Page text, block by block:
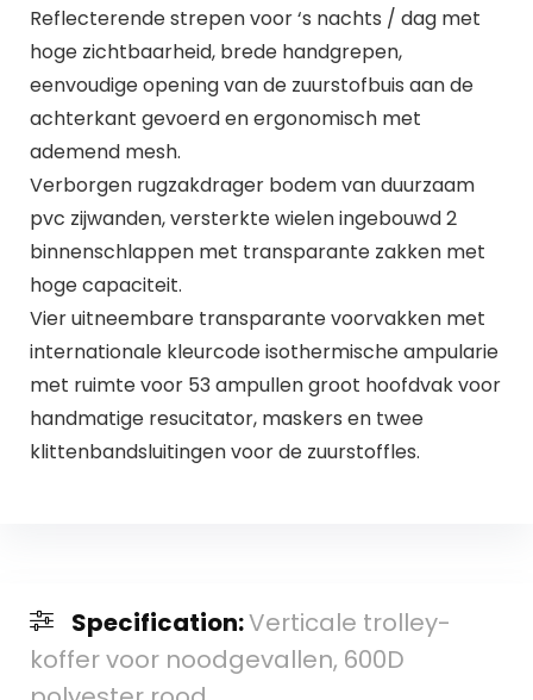
Reflecterende strepen voor ‘s nachts / dag met
hoge zichtbaarheid, brede handgrepen,
eenvoudige opening van de zuurstofbuis aan de
achterkant gevoerd en ergonomisch met
ademend mesh.
Verborgen rugzakdrager bodem van duurzaam
pvc zijwanden, versterkte wielen ingebouwd 2
binnenschlappen met transparante zakken met
hoge capaciteit.
Vier uitneembare transparante voorvakken met
internationale kleurcode isothermische ampularie
met ruimte voor 53 ampullen groot hoofdvak voor
handmatige resucitator, maskers en twee
klittenbandsluitingen voor de zuurstoffles.
Specification:Verticale trolley-
koffer voor noodgevallen, 600D